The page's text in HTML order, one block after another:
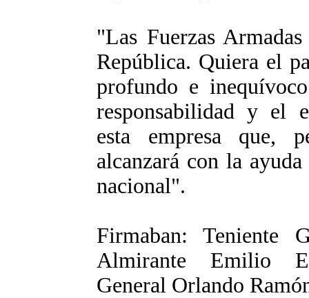
"Las Fuerzas
República. Quiera el
profundo e
responsabilidad y el
esta empresa que,
alcanzará con la
nacional".
Firmaban: Teniente
Almirante Emilio
General Orlando